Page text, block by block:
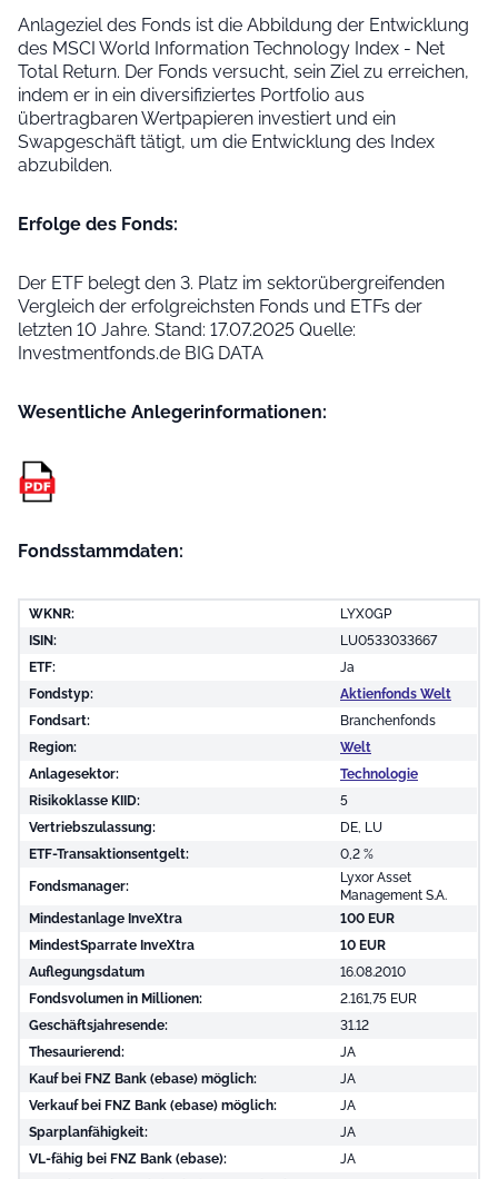
Anlageziel des Fonds ist die Abbildung der Entwicklung
des MSCI World Information Technology Index - Net
Total Return. Der Fonds versucht, sein Ziel zu erreichen,
indem er in ein diversifiziertes Portfolio aus
übertragbaren Wertpapieren investiert und ein
Swapgeschäft tätigt, um die Entwicklung des Index
abzubilden.
Erfolge des Fonds:
Der ETF belegt den 3. Platz im sektorübergreifenden
Vergleich der erfolgreichsten Fonds und ETFs der
letzten 10 Jahre. Stand: 17.07.2025 Quelle:
Investmentfonds.de BIG DATA
Wesentliche Anleger­informationen:
Fondsstammdaten:
WKNR:
LYX0GP
ISIN:
LU0533033667
ETF:
Ja
Fondstyp:
Aktienfonds Welt
Fondsart:
Branchenfonds
Region:
Welt
Anlagesektor:
Technologie
Risikoklasse KIID:
5
Vertriebszulassung:
DE, LU
ETF-Transaktionsentgelt:
0,2 %
Fondsmanager:
Lyxor Asset
Management S.A.
Mindestanlage InveXtra
100 EUR
MindestSparrate InveXtra
10 EUR
Auflegungsdatum
16.08.2010
Fondsvolumen in Millionen:
2.161,75 EUR
Geschäftsjahresende:
31.12
Thesaurierend:
JA
Kauf bei FNZ Bank (ebase) möglich:
JA
Verkauf bei FNZ Bank (ebase) möglich:
JA
Sparplanfähigkeit:
JA
VL-fähig bei FNZ Bank (ebase):
JA